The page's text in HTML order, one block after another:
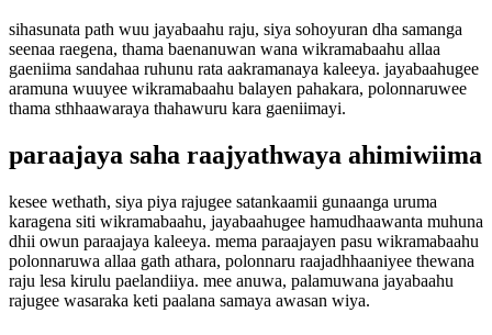
sihasunata path wuu jayabaahu raju, siya sohoyuran dha samanga
seenaa raegena, thama baenanuwan wana wikramabaahu allaa
gaeniima sandahaa ruhunu rata aakramanaya kaleeya. jayabaahugee
aramuna wuuyee wikramabaahu balayen pahakara, polonnaruwee
thama sthhaawaraya thahawuru kara gaeniimayi.
paraajaya saha raajyathwaya ahimiwiima
kesee wethath, siya piya rajugee satankaamii gunaanga uruma
karagena siti wikramabaahu, jayabaahugee hamudhaawanta muhuna
dhii owun paraajaya kaleeya. mema paraajayen pasu wikramabaahu
polonnaruwa allaa gath athara, polonnaru raajadhhaaniyee thewana
raju lesa kirulu paelandiiya. mee anuwa, palamuwana jayabaahu
rajugee wasaraka keti paalana samaya awasan wiya.